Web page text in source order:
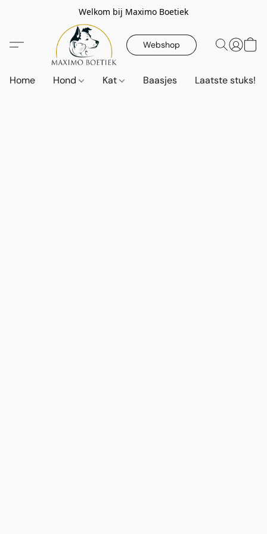
Welkom bij Maximo Boetiek
Webshop
Home Hond Kat Baasjes Laatste stuks!